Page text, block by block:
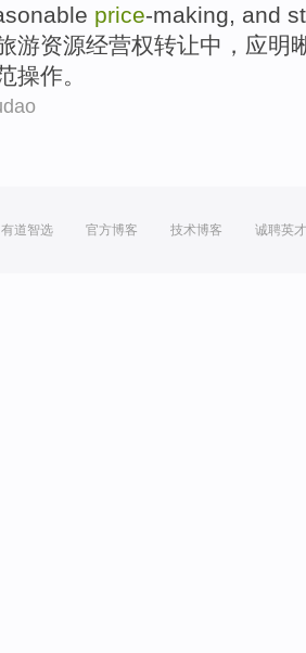
price-making, and
游资源经营权转让中 ， 应明
操作。
有道智选 官方博客 技术博客 诚聘英才